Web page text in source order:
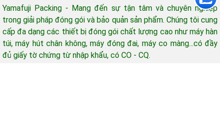
Yamafuji Packing - Mang đến sự tận tâm và chuyên nghiệp
trong giải pháp đóng gói và bảo quản sản phẩm. Chúng tôi cung
cấp đa dạng các thiết bị đóng gói chất lượng cao như máy hàn
túi, máy hút chân không, máy đóng đai, máy co màng...có đầy
đủ giấy tờ chứng từ nhập khẩu, có CO - CQ.